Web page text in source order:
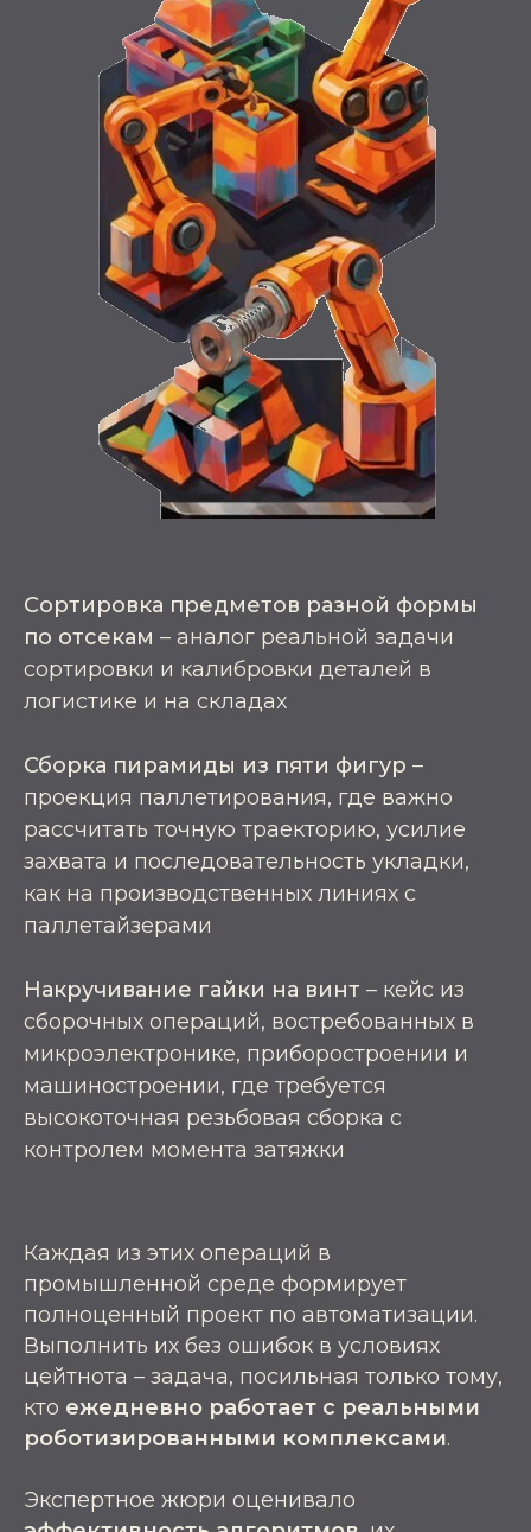
Сортировка предметов разной формы
по отсекам – аналог реальной задачи
сортировки и калибровки деталей в
логистике и на складах
Сборка пирамиды из пяти фигур –
проекция паллетирования, где важно
рассчитать точную траекторию, усилие
захвата и последовательность укладки,
как на производственных линиях с
паллетайзерами
Накручивание гайки на винт – кейс из
сборочных операций, востребованных в
микроэлектронике, приборостроении и
машиностроении, где требуется
высокоточная резьбовая сборка с
контролем момента затяжки
Каждая из этих операций в
промышленной среде формирует
полноценный проект по автоматизации.
Выполнить их без ошибок в условиях
цейтнота – задача, посильная только тому,
кто ежедневно работает с реальными
роботизированными комплексами.
Экспертное жюри оценивало